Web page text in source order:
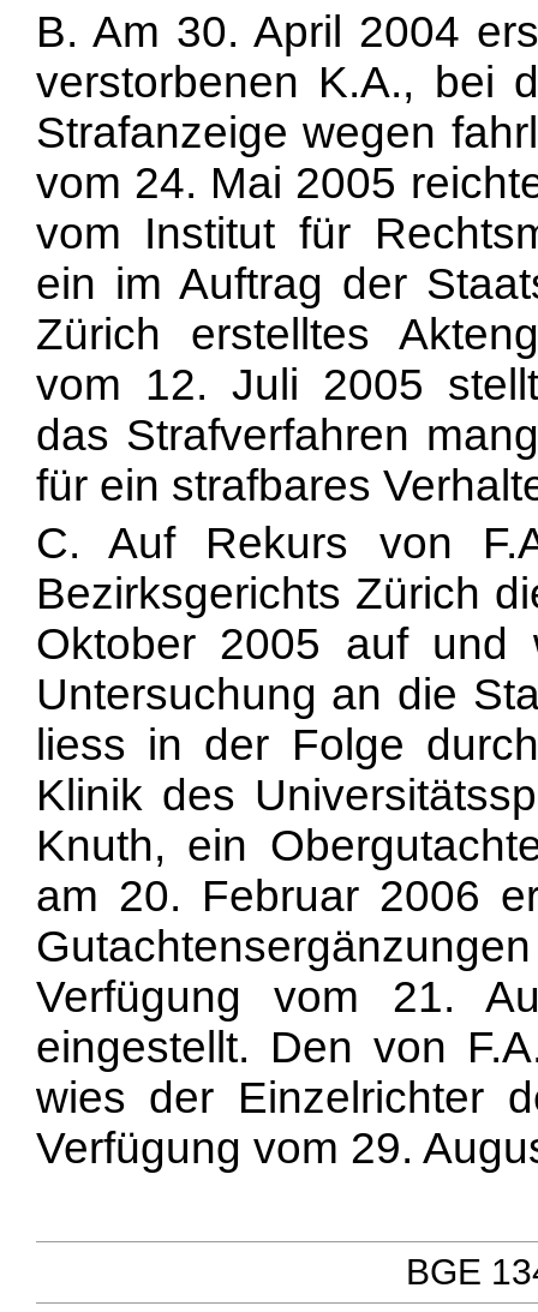
B. Am 30. April 2004
verstorbenen K.A., bei
Strafanzeige wegen
vom 24. Mai 2005
vom Institut für
ein im Auftrag der
Zürich erstelltes
vom 12. Juli 2005
das Strafverfahren
für ein strafbares
C. Auf Rekurs von
Bezirksgerichts Zürich
Oktober 2005 auf und
Untersuchung an die
liess in der Folge
Klinik des
Knuth, ein
am 20. Februar 2006
Verfügung vom 21.
eingestellt. Den von
wies der Einzelrichter
Verfügung vom 29.
BGE